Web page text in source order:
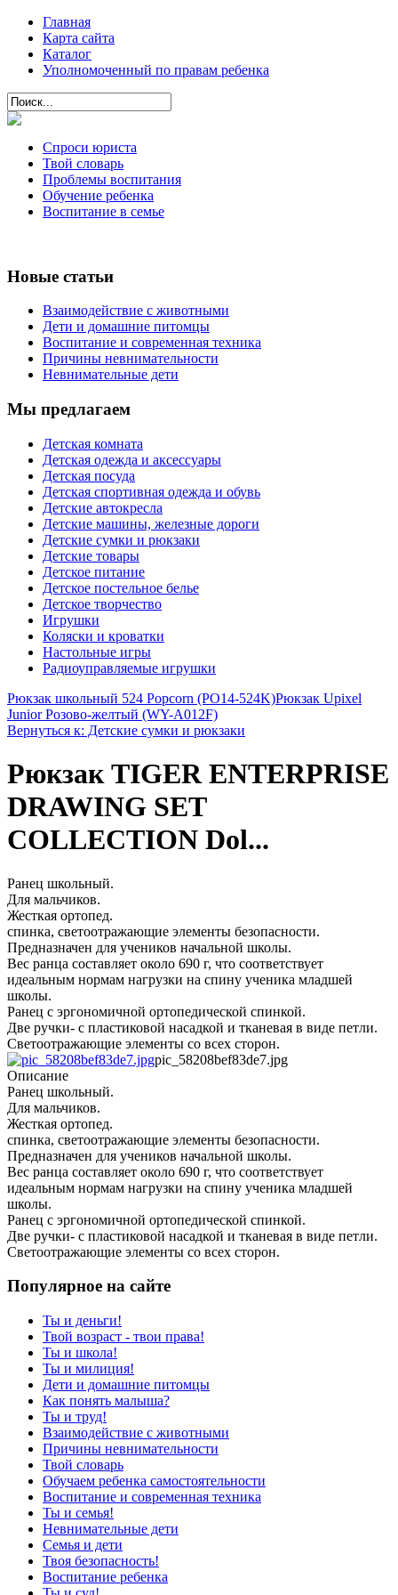
Главная
Карта сайта
Каталог
Уполномоченный по правам ребенка
Спроси юриста
Твой словарь
Проблемы воспитания
Обучение ребенка
Воспитание в семье
Новые статьи
Взаимодействие с животными
Дети и домашние питомцы
Воспитание и современная техника
Причины невнимательности
Невнимательные дети
Мы предлагаем
Детская комната
Детская одежда и аксессуары
Детская посуда
Детская спортивная одежда и обувь
Детские автокресла
Детские машины, железные дороги
Детские сумки и рюкзаки
Детские товары
Детское питание
Детское постельное белье
Детское творчество
Игрушки
Коляски и кроватки
Настольные игры
Радиоуправляемые игрушки
Рюкзак школьный 524 Popcorn (PO14-524K)Рюкзак Upixel
Junior Розово-желтый (WY-A012F)
Вернуться к: Детские сумки и рюкзаки
Рюкзак TIGER ENTERPRISE
DRAWING SET
COLLECTION Dol...
Ранец школьный.
Для мальчиков.
Жесткая ортопед.
спинка, светоотражающие элементы безопасности.
Предназначен для учеников начальной школы.
Вес ранца составляет около 690 г, что соответствует
идеальным нормам нагрузки на спину ученика младшей
школы.
Ранец с эргономичной ортопедической спинкой.
Две ручки- с пластиковой насадкой и тканевая в виде петли.
Светоотражающие элементы со всех сторон.
pic_58208bef83de7.jpg
Описание
Ранец школьный.
Для мальчиков.
Жесткая ортопед.
спинка, светоотражающие элементы безопасности.
Предназначен для учеников начальной школы.
Вес ранца составляет около 690 г, что соответствует
идеальным нормам нагрузки на спину ученика младшей
школы.
Ранец с эргономичной ортопедической спинкой.
Две ручки- с пластиковой насадкой и тканевая в виде петли.
Светоотражающие элементы со всех сторон.
Популярное на сайте
Ты и деньги!
Твой возраст - твои права!
Ты и школа!
Ты и милиция!
Дети и домашние питомцы
Как понять малыша?
Ты и труд!
Взаимодействие с животными
Причины невнимательности
Твой словарь
Обучаем ребенка самостоятельности
Воспитание и современная техника
Ты и семья!
Невнимательные дети
Семья и дети
Твоя безопасность!
Воспитание ребенка